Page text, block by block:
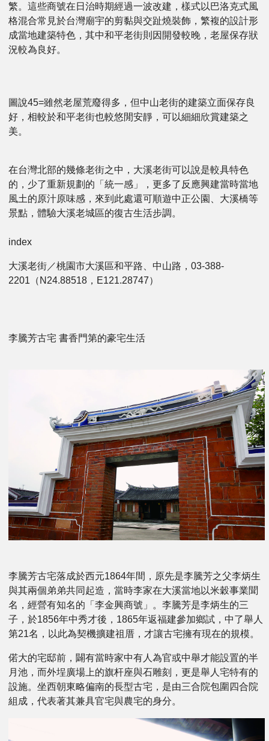
繁。這些商號在日治時期經過一波改建，樣式以巴洛克式風
格混合常見於台灣廟宇的剪黏與交趾燒裝飾，繁複的設計形
成當地建築特色，其中和平老街則因開發較晚，老屋保存狀
況較為良好。
圖說45=雖然老屋荒廢得多，但中山老街的建築立面保存良
好，相較於和平老街也較悠閒安靜，可以細細欣賞建築之
美。
在台灣北部的幾條老街之中，大溪老街可以說是較具特色
的，少了重新規劃的「統一感」，更多了反應興建當時當地
風土的原汁原味感，來到此處還可順遊中正公園、大溪橋等
景點，體驗大溪老城區的復古生活步調。
index
大溪老街／桃園市大溪區和平路、中山路，03-388-
2201（N24.88518，E121.28747）
李騰芳古宅 書香門第的豪宅生活
李騰芳古宅落成於西元1864年間，原先是李騰芳之父李炳生
與其兩個弟弟共同起造，當時李家在大溪當地以米穀事業聞
名，經營有知名的「李金興商號」。李騰芳是李炳生的三
子，於1856年中秀才後，1865年返福建參加鄉試，中了舉人
第21名，以此為契機擴建祖厝，才讓古宅擁有現在的規模。
偌大的宅邸前，闢有當時家中有人為官或中舉才能設置的半
月池，而外埕廣場上的旗杆座與石雕刻，更是舉人宅特有的
設施。坐西朝東略偏南的長型古宅，是由三合院包圍四合院
組成，代表著其兼具官宅與農宅的身分。